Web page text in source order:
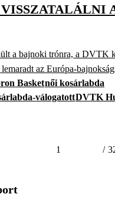
a bajnoki trónra, a DVTK
az Európa-
Basketnői kosárlabda
válogatottDVTK
1 /